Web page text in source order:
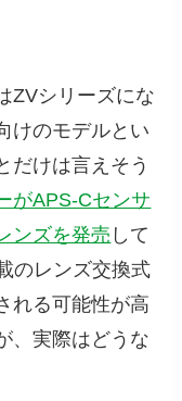
ZVシリーズにな
けのモデルとい
だけは言えそう
がAPS-Cセンサ
ンズを発売 して
のレンズ交換式
れる可能性が高
、実際はどうな